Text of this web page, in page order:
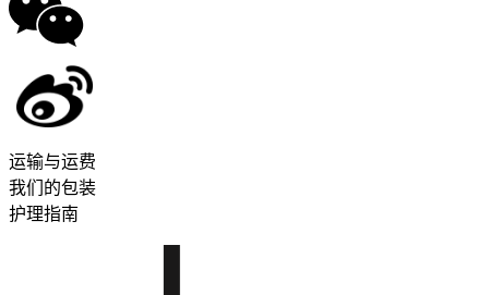
运输与运费
我们的包装
护理指南